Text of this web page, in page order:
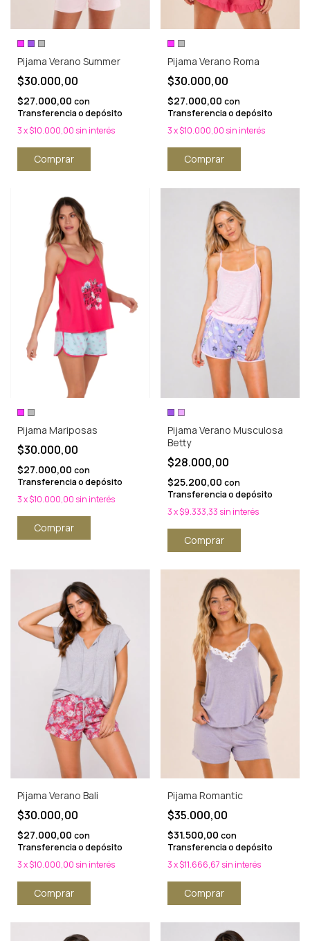
Pijama Verano Summer
$30.000,00
$27.000,00 con
Transferencia o depósito
3x$10.000,00 sin interés
Comprar
Pijama Verano Roma
$30.000,00
$27.000,00 con
Transferencia o depósito
3x$10.000,00 sin interés
Comprar
Pijama Mariposas
$30.000,00
$27.000,00 con
Transferencia o depósito
3x$10.000,00 sin interés
Comprar
Pijama Verano Musculosa
Betty
$28.000,00
$25.200,00 con
Transferencia o depósito
3x$9.333,33 sin interés
Comprar
Pijama Verano Bali
$30.000,00
$27.000,00 con
Transferencia o depósito
3x$10.000,00 sin interés
Comprar
Pijama Romantic
$35.000,00
$31.500,00 con
Transferencia o depósito
3x$11.666,67 sin interés
Comprar